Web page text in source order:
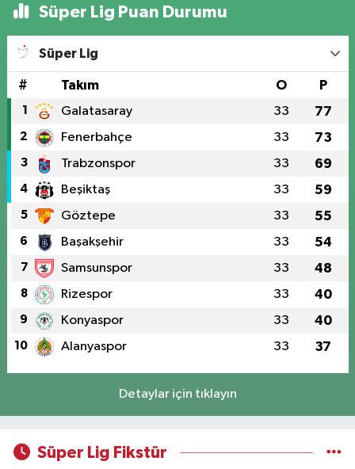
Süper Lig Puan Durumu
Süper Lig
# Takım O P
1 Galatasaray 33 77
2 Fenerbahçe 33 73
3 Trabzonspor 33 69
4 Beşiktaş 33 59
5 Göztepe 33 55
6 Başakşehir 33 54
7 Samsunspor 33 48
8 Rizespor 33 40
9 Konyaspor 33 40
10 Alanyaspor 33 37
Detaylar için tıklayın
Süper Lig Fikstür